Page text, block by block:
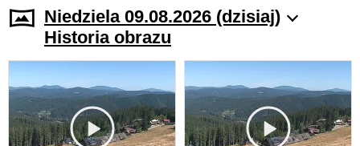
Niedziela 09.08.2026 (dzisiaj)
Historia obrazu